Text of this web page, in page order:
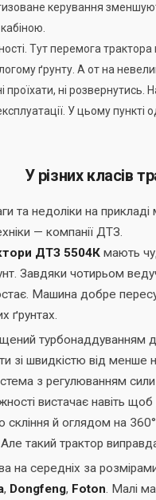
керування
Тут перемога
ґрунту. А от на
проїхати, ні
У цьому
У різних класів
та недоліки на
— компанії ДТЗ.
ДТЗ 5504К мають
Завдяки чотирьом
Машина добре
ґрунтах.
турбонаддуванням
зі швидкістю від менше
з регулюванням
вистачає навіть
й оглядом на 360°
такий трактор
на середніх за
, Dongfeng, Foton. Малі